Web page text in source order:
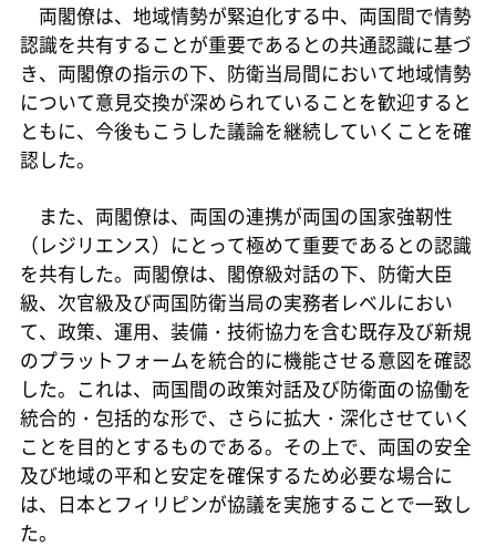
両閣僚は、地域情勢が緊迫化する中、両国間で情勢
認識を共有することが重要であるとの共通認識に基づ
き、両閣僚の指示の下、防衛当局間において地域情勢
について意見交換が深められていることを歓迎すると
ともに、今後もこうした議論を継続していくことを確
認した。
また、両閣僚は、両国の連携が両国の国家強靭性
（レジリエンス）にとって極めて重要であるとの認識
を共有した。両閣僚は、閣僚級対話の下、防衛大臣
級、次官級及び両国防衛当局の実務者レベルにおい
て、政策、運用、装備・技術協力を含む既存及び新規
のプラットフォームを統合的に機能させる意図を確認
した。これは、両国間の政策対話及び防衛面の協働を
統合的・包括的な形で、さらに拡大・深化させていく
ことを目的とするものである。その上で、両国の安全
及び地域の平和と安定を確保するため必要な場合に
は、日本とフィリピンが協議を実施することで一致し
た。